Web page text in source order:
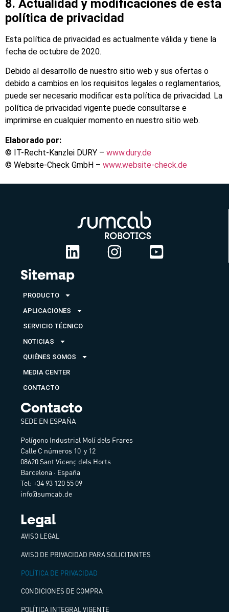
8. Actualidad y modificaciones de esta
política de privacidad
Esta política de privacidad es actualmente válida y tiene la
fecha de octubre de 2020.
Debido al desarrollo de nuestro sitio web y sus ofertas o
debido a cambios en los requisitos legales o reglamentarios,
puede ser necesario modificar esta política de privacidad. La
política de privacidad vigente puede consultarse e
imprimirse en cualquier momento en nuestro sitio web.
Elaborado por:
© IT-Recht-Kanzlei DURY – www.dury.de
© Website-Check GmbH – www.website-check.de
Sitemap
PRODUCTO
APLICACIONES
SERVICIO TÉCNICO
NOTICIAS
QUIÉNES SOMOS
MEDIA CENTER
CONTACTO
Contacto
SEDE EN ESPAÑA
Polígono Industrial Molí dels Frares
Calle C números 10 y 12
08620 Sant Vicenç dels Horts
Barcelona · España
Tel: +34 93 120 55 09
info@sumcab.de
Legal
AVISO LEGAL
AVISO DE PRIVACIDAD PARA SOLICITANTES
POLÍTICA DE PRIVACIDAD
CONDICIONES DE COMPRA
POLÍTICA INTEGRAL VIGENTE